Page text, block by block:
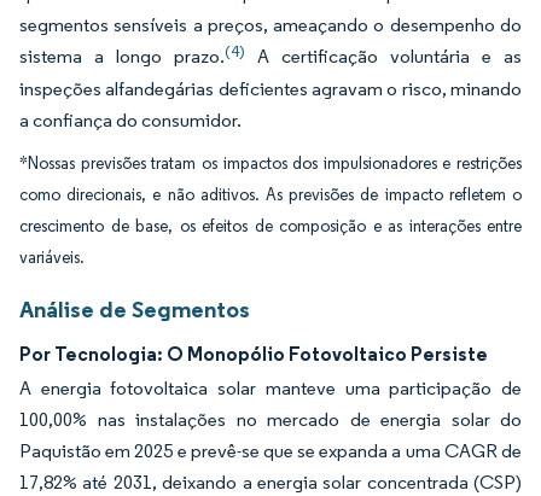
segmentos sensíveis a preços, ameaçando o desempenho do
sistema a longo prazo.(4)
A certificação voluntária e as
inspeções alfandegárias deficientes agravam o risco, minando
a confiança do consumidor.
*Nossas previsões tratam os impactos dos impulsionadores e restrições
como direcionais, e não aditivos. As previsões de impacto refletem o
crescimento de base, os efeitos de composição e as interações entre
variáveis.
Análise de Segmentos
Por Tecnologia: O Monopólio Fotovoltaico Persiste
A energia fotovoltaica solar manteve uma participação de
100,00% nas instalações no mercado de energia solar do
Paquistão em 2025 e prevê-se que se expanda a uma CAGR de
17,82% até 2031, deixando a energia solar concentrada (CSP)